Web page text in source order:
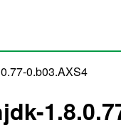
0.b03.AXS4